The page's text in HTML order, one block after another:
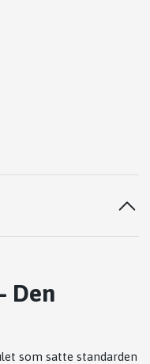
Den
som satte standarden